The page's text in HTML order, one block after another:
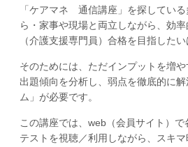
「ケアマネ 通信講座」を探してい
ら・家事や現場と両立しながら、効
（介護支援専門員）合格を目指したい
そのためには、ただインプットを増
出題傾向を分析し、弱点を徹底的に
ム」が必要です。
この講座では、web（会員サイト）
テストを視聴／利用しながら、スキ